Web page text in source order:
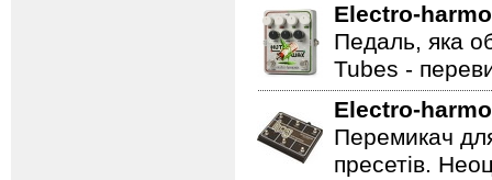
Electro-
Педаль, яка
Tubes -
Electro-
Перемикач
пресетів.